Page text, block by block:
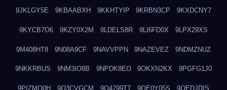
9JKLGY5E 9KBAABXH 9KKHTYIP 9KRBN3CP 9KXDCNY7
9KYCB7O6 9KZY0X2M 9LDELS8R 9LI6FD0X 9LPX29XS
9M408HT8 9N08A9CF 9NAVVPPN 9NAZEVEZ 9NDMZNUZ
9NKKRBUS 9NM3IO8B 9NPDK8EO 9OKXN2KX 9PGFG1J0
9PIZMO0H 9Q3CVGCM 9Q4799TT 9QE0Y05S 9QEDJDIS